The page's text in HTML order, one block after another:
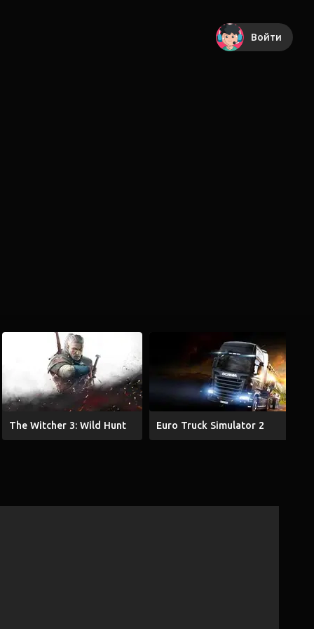
Войти
The Witcher 3: Wild Hunt Euro Truck Simulator 2